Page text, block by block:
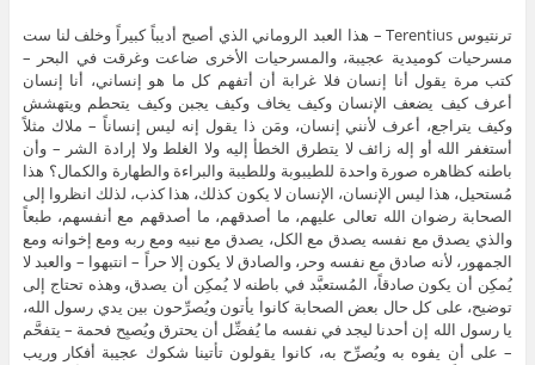
ترنتيوس Terentius – هذا العبد الروماني الذي أصبح أديباً كبيراً وخلف لنا ست
مسرحيات كوميدية عجيبة، والمسرحيات الأخرى ضاعت وغرقت في البحر –
كتب مرة يقول أنا إنسان فلا غرابة أن أتفهم كل ما هو إنساني، أنا إنسان
أعرف كيف يضعف الإنسان وكيف يخاف وكيف يجبن وكيف يتحطم ويتهشش
وكيف يتراجع، أعرف لأنني إنسان، ومَن ذا يقول إنه ليس إنساناً – ملاك مثلاً
أستغفر الله أو إله زائف لا يتطرق الخطأ إليه ولا الغلط ولا إرادة الشر – وأن
باطنه كظاهره صورة واحدة للطيبوبة وللطيبة والبراءة والطهارة والكمال؟ هذا
مُستحيل، هذا ليس الإنسان، الإنسان لا يكون كذلك، هذا كذب، لذلك انظروا إلى
الصحابة رضوان الله تعالى عليهم، ما أصدقهم، ما أصدقهم مع أنفسهم، طبعاً
والذي يصدق مع نفسه يصدق مع الكل، يصدق مع نبيه ومع ربه ومع إخوانه ومع
الجمهور، لأنه صادق مع نفسه وحر، والصادق لا يكون إلا حراً – انتبهوا – والعبد لا
يُمكِن أن يكون صادقاً، المُستعبَّد في باطنه لا يُمكِن أن يصدق، وهذه تحتاج إلى
توضيح، على كل حال بعض الصحابة كانوا يأتون ويُصرِّحون بين يدي رسول الله،
يا رسول الله إن أحدنا ليجد في نفسه ما يُفضِّل أن يحترق ويُصبِح فحمة – يتفحَّم
– على أن يفوه به ويُصرِّح به، كانوا يقولون تأتينا شكوك عجيبة أفكار وريب